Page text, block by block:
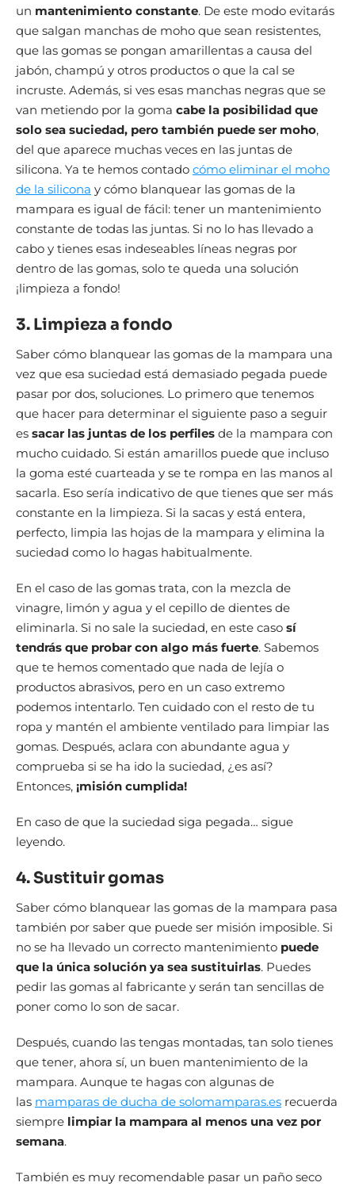
un mantenimiento constante. De este modo evitarás
que salgan manchas de moho que sean resistentes,
que las gomas se pongan amarillentas a causa del
jabón, champú y otros productos o que la cal se
incruste. Además, si ves esas manchas negras que se
van metiendo por la goma cabe la posibilidad que
solo sea suciedad, pero también puede ser moho,
del que aparece muchas veces en las juntas de
silicona. Ya te hemos contado cómo eliminar el moho
de la silicona y cómo blanquear las gomas de la
mampara es igual de fácil: tener un mantenimiento
constante de todas las juntas. Si no lo has llevado a
cabo y tienes esas indeseables líneas negras por
dentro de las gomas, solo te queda una solución
¡limpieza a fondo!
3. Limpieza a fondo
Saber cómo blanquear las gomas de la mampara una
vez que esa suciedad está demasiado pegada puede
pasar por dos, soluciones. Lo primero que tenemos
que hacer para determinar el siguiente paso a seguir
es sacar las juntas de los perfiles de la mampara con
mucho cuidado. Si están amarillos puede que incluso
la goma esté cuarteada y se te rompa en las manos al
sacarla. Eso sería indicativo de que tienes que ser más
constante en la limpieza. Si la sacas y está entera,
perfecto, limpia las hojas de la mampara y elimina la
suciedad como lo hagas habitualmente.
En el caso de las gomas trata, con la mezcla de
vinagre, limón y agua y el cepillo de dientes de
eliminarla. Si no sale la suciedad, en este caso sí
tendrás que probar con algo más fuerte. Sabemos
que te hemos comentado que nada de lejía o
productos abrasivos, pero en un caso extremo
podemos intentarlo. Ten cuidado con el resto de tu
ropa y mantén el ambiente ventilado para limpiar las
gomas. Después, aclara con abundante agua y
comprueba si se ha ido la suciedad, ¿es así?
Entonces, ¡misión cumplida!
En caso de que la suciedad siga pegada… sigue
leyendo.
4. Sustituir gomas
Saber cómo blanquear las gomas de la mampara pasa
también por saber que puede ser misión imposible. Si
no se ha llevado un correcto mantenimiento puede
que la única solución ya sea sustituirlas. Puedes
pedir las gomas al fabricante y serán tan sencillas de
poner como lo son de sacar.
Después, cuando las tengas montadas, tan solo tienes
que tener, ahora sí, un buen mantenimiento de la
mampara. Aunque te hagas con algunas de
las mamparas de ducha de solomamparas.es recuerda
siempre limpiar la mampara al menos una vez por
semana.
También es muy recomendable pasar un paño seco